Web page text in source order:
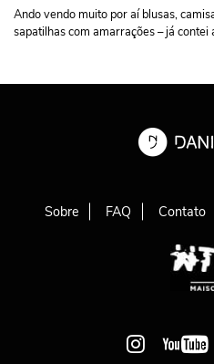
Ando vendo muito por aí blusas,
sapatilhas com amarrações – já
Sobre FAQ Contato